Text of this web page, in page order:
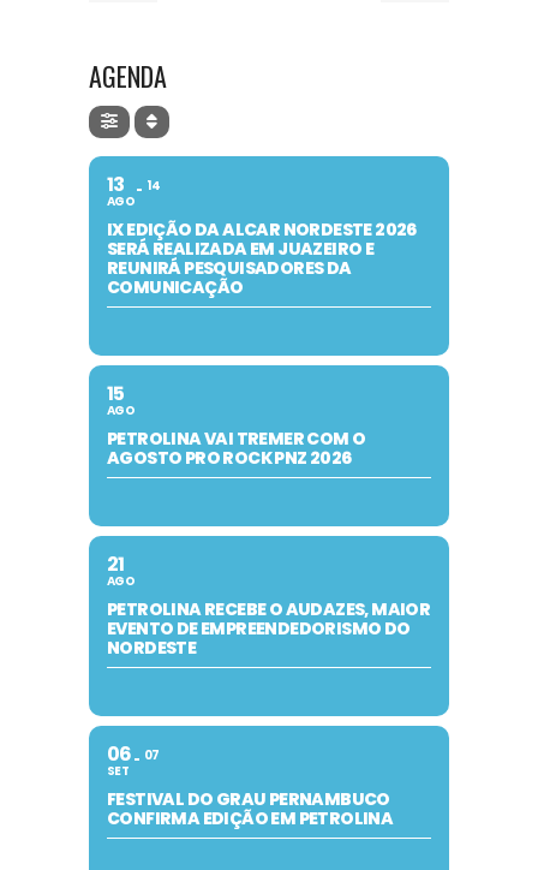
AGENDA
13
AGO
14
IX EDIÇÃO DA ALCAR NORDESTE 2026
SERÁ REALIZADA EM JUAZEIRO E
REUNIRÁ PESQUISADORES DA
COMUNICAÇÃO
15
AGO
PETROLINA VAI TREMER COM O
AGOSTO PRO ROCK PNZ 2026
21
AGO
PETROLINA RECEBE O AUDAZES, MAIOR
EVENTO DE EMPREENDEDORISMO DO
NORDESTE
06
SET
07
FESTIVAL DO GRAU PERNAMBUCO
CONFIRMA EDIÇÃO EM PETROLINA